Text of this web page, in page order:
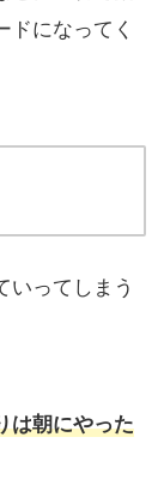
になってく
いってしまう
は朝にやった